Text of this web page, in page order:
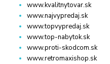
www.kvalitnytovar.sk
www.najvypredaj.sk
www.topvypredaj.sk
www.top-nabytok.sk
www.proti-skodcom.sk
www.retromaxishop.sk